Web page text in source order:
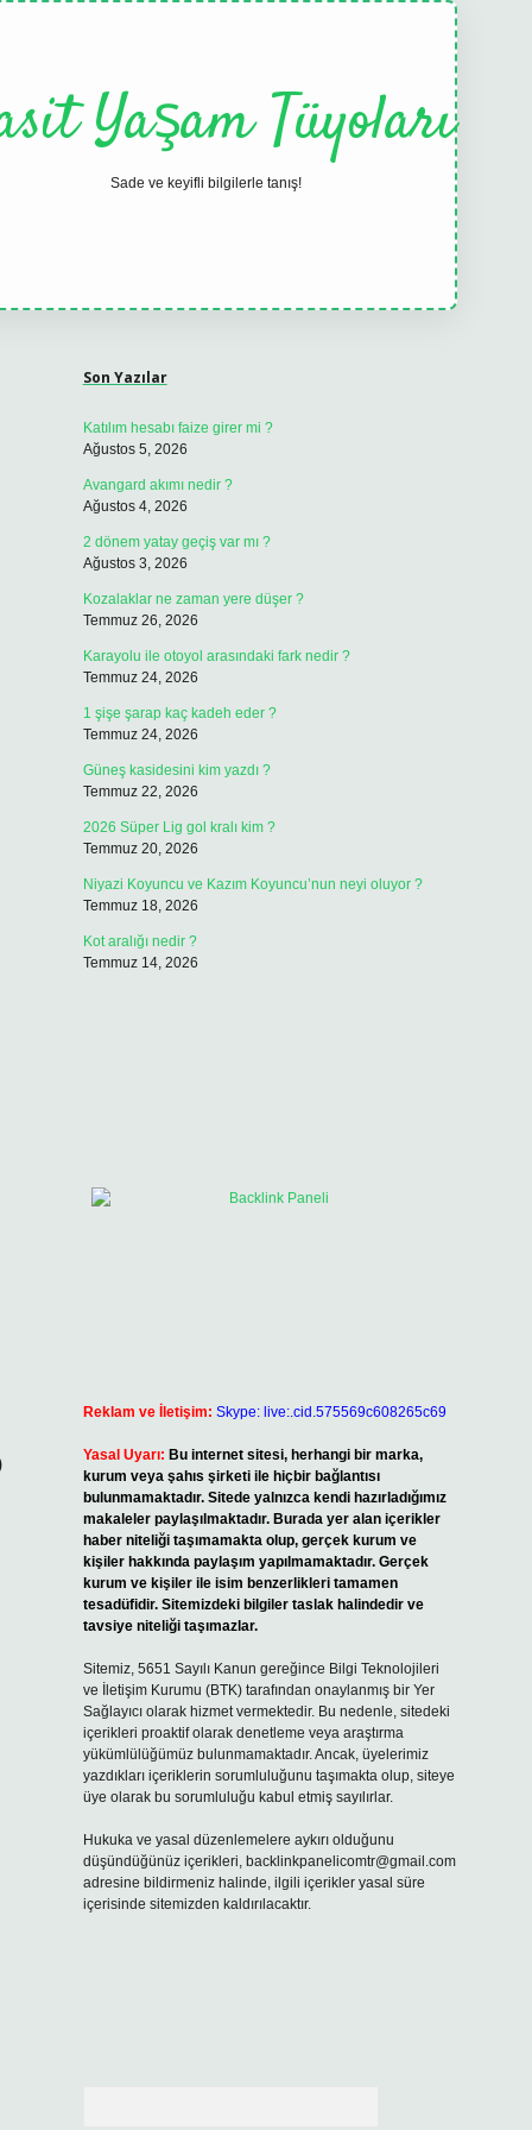
Yaşam Tüyoları
Sade ve keyifli bilgilerle tanış!
Son Yazılar
Katılım hesabı faize girer mi ?
Ağustos 5, 2026
Avangard akımı nedir ?
Ağustos 4, 2026
2 dönem yatay geçiş var mı ?
Ağustos 3, 2026
Kozalaklar ne zaman yere düşer ?
Temmuz 26, 2026
Karayolu ile otoyol arasındaki fark nedir ?
Temmuz 24, 2026
1 şişe şarap kaç kadeh eder ?
Temmuz 24, 2026
Güneş kasidesini kim yazdı ?
Temmuz 22, 2026
2026 Süper Lig gol kralı kim ?
Temmuz 20, 2026
Niyazi Koyuncu ve Kazım Koyuncu’nun neyi oluyor ?
Temmuz 18, 2026
Kot aralığı nedir ?
Temmuz 14, 2026
Reklam ve İletişim: Skype: live:.cid.575569c608265c69
Yasal Uyarı: Bu internet sitesi, herhangi bir marka,
kurum veya şahıs şirketi ile hiçbir bağlantısı
bulunmamaktadır. Sitede yalnızca kendi hazırladığımız
makaleler paylaşılmaktadır. Burada yer alan içerikler
haber niteliği taşımamakta olup, gerçek kurum ve
kişiler hakkında paylaşım yapılmamaktadır. Gerçek
kurum ve kişiler ile isim benzerlikleri tamamen
tesadüfidir. Sitemizdeki bilgiler taslak halindedir ve
tavsiye niteliği taşımazlar.
Sitemiz, 5651 Sayılı Kanun gereğince Bilgi Teknolojileri
ve İletişim Kurumu (BTK) tarafından onaylanmış bir Yer
Sağlayıcı olarak hizmet vermektedir. Bu nedenle, sitedeki
içerikleri proaktif olarak denetleme veya araştırma
yükümlülüğümüz bulunmamaktadır. Ancak, üyelerimiz
yazdıkları içeriklerin sorumluluğunu taşımakta olup, siteye
üye olarak bu sorumluluğu kabul etmiş sayılırlar.
Hukuka ve yasal düzenlemelere aykırı olduğunu
düşündüğünüz içerikleri, backlinkpanelicomtr@gmail.com
adresine bildirmeniz halinde, ilgili içerikler yasal süre
içerisinde sitemizden kaldırılacaktır.